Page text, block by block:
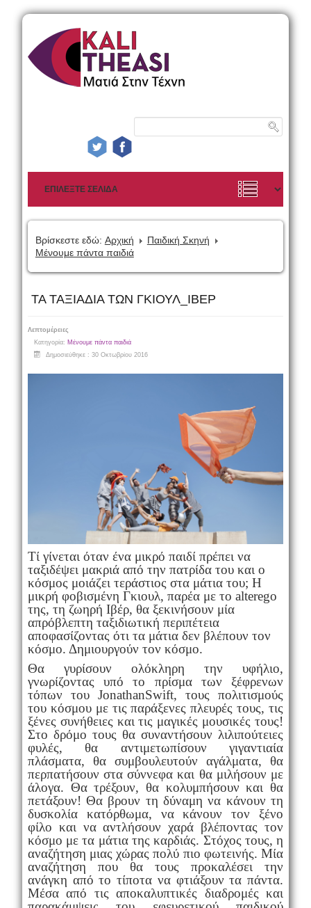
Βρίσκεστε εδώ: Αρχική
Παιδική Σκηνή
Μένουμε πάντα παιδιά
ΤΑ ΤΑΞΙΑΔΙΑ ΤΩΝ ΓΚΙΟΥΛ_ΙΒΕΡ
Λεπτομέρειες
Κατηγορία: Μένουμε πάντα παιδιά
Δημοσιεύθηκε : 30 Οκτωβρίου 2016
Τί γίνεται όταν ένα μικρό παιδί πρέπει να
ταξιδέψει μακριά από την πατρίδα του και ο
κόσμος μοιάζει τεράστιος στα μάτια του; Η
μικρή φοβισμένη Γκιουλ, παρέα με το alterego
της, τη ζωηρή Ιβέρ, θα ξεκινήσουν μία
απρόβλεπτη ταξιδιωτική περιπέτεια
αποφασίζοντας ότι τα μάτια δεν βλέπουν τον
κόσμο. Δημιουργούν τον κόσμο.
Θα γυρίσουν ολόκληρη την υφήλιο,
γνωρίζοντας υπό το πρίσμα των ξέφρενων
τόπων του JonathanSwift, τους πολιτισμούς
του κόσμου με τις παράξενες πλευρές τους, τις
ξένες συνήθειες και τις μαγικές μουσικές τους!
Στο δρόμο τους θα συναντήσουν λιλιπούτειες
φυλές, θα αντιμετωπίσουν γιγαντιαία
πλάσματα, θα συμβουλευτούν αγάλματα, θα
περπατήσουν στα σύννεφα και θα μιλήσουν με
άλογα. Θα τρέξουν, θα κολυμπήσουν και θα
πετάξουν! Θα βρουν τη δύναμη να κάνουν τη
δυσκολία κατόρθωμα, να κάνουν τον ξένο
φίλο και να αντλήσουν χαρά βλέποντας τον
κόσμο με τα μάτια της καρδιάς. Στόχος τους, η
αναζήτηση μιας χώρας πολύ πιο φωτεινής. Μία
αναζήτηση που θα τους προκαλέσει την
ανάγκη από το τίποτα να φτιάξουν τα πάντα.
Μέσα από τις αποκαλυπτικές διαδρομές και